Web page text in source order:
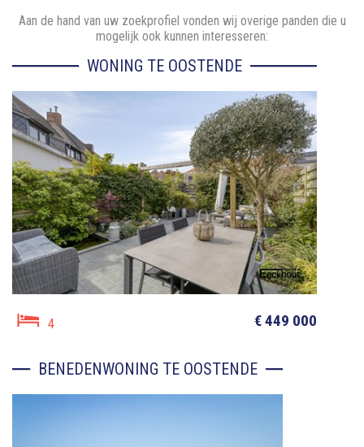
Aan de hand van uw zoekprofiel vonden wij overige panden die u
mogelijk ook kunnen interesseren:
WONING TE OOSTENDE
4 € 449 000
BENEDENWONING TE OOSTENDE